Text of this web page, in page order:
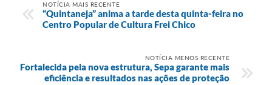
NOTÍCIA MAIS RECENTE
“Quintaneja” anima a tarde desta quinta-feira no
Centro Popular de Cultura Frei Chico
NOTÍCIA MENOS RECENTE
Fortalecida pela nova estrutura, Sepa garante mais
eficiência e resultados nas ações de proteção